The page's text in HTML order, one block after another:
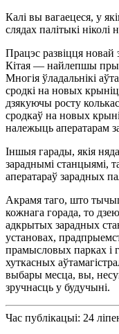
Калі вы вагаецеся, у
слядах палітыкі ніколі
Працэс развіцця
Кітая — найлепшы
Многія ўладальнікі
сродкі на новых
дзякуючы росту
сродкаў на новых
належыць аператарам
Іншыя гарады, якія
зараднымі станцыямі,
аператараў зарадных
Акрамя таго, што
кожнага горада, то
адкрытых зарадных
установах,
прамысловых парках і
хуткасных
выбары месца, вы,
зручнасць у будучыні.
Час публікацыі: 24